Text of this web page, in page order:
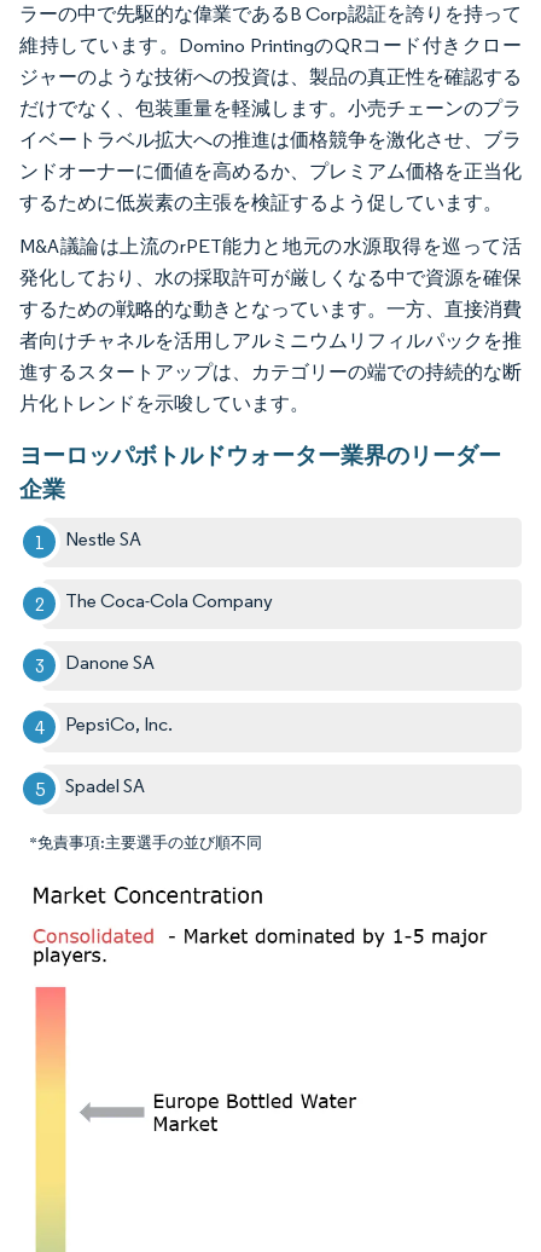
ラーの中で先駆的な偉業であるB Corp認証を誇りを持って
維持しています。Domino PrintingのQRコード付きクロー
ジャーのような技術への投資は、製品の真正性を確認する
だけでなく、包装重量を軽減します。小売チェーンのプラ
イベートラベル拡大への推進は価格競争を激化させ、ブラ
ンドオーナーに価値を高めるか、プレミアム価格を正当化
するために低炭素の主張を検証するよう促しています。
M&A議論は上流のrPET能力と地元の水源取得を巡って活
発化しており、水の採取許可が厳しくなる中で資源を確保
するための戦略的な動きとなっています。一方、直接消費
者向けチャネルを活用しアルミニウムリフィルパックを推
進するスタートアップは、カテゴリーの端での持続的な断
片化トレンドを示唆しています。
ヨーロッパボトルドウォーター業界のリーダー
企業
Nestle SA
The Coca-Cola Company
Danone SA
PepsiCo, Inc.
Spadel SA
*免責事項:主要選手の並び順不同